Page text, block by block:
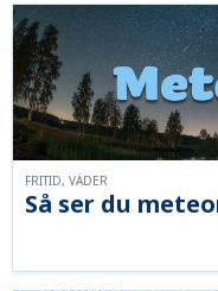
Så ser du
FRITID, VÄDER